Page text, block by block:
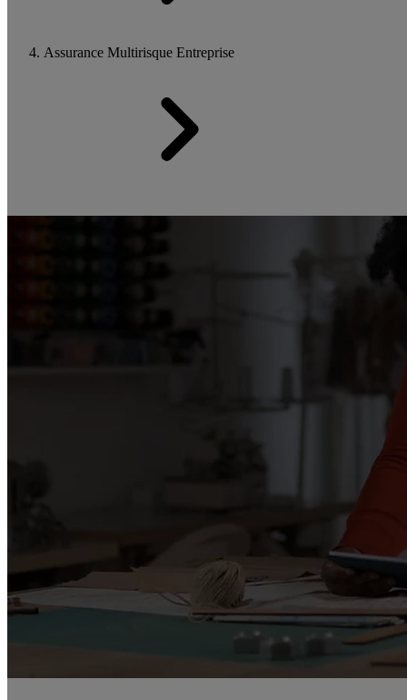
Assurance Multirisque Entreprise